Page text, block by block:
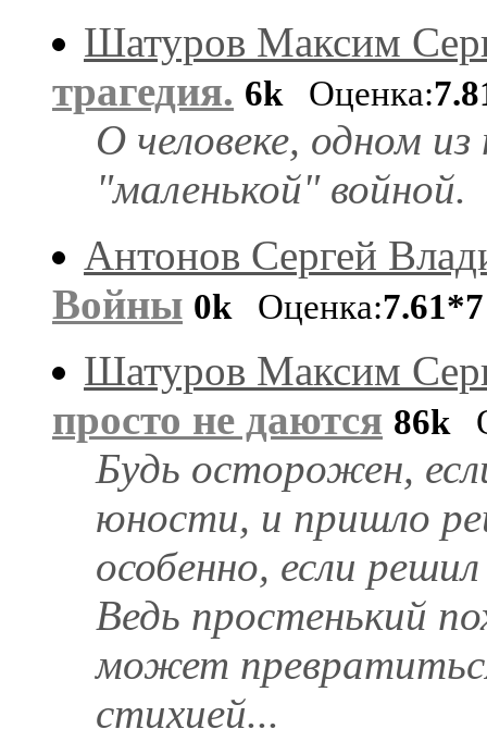
Шатуров Максим
трагедия. 6k Оценка:
О человеке, одном
"маленькой" войной.
Антонов Сергей
Войны 0k Оценка:7.61*7
Шатуров Максим
просто не даются 86k
Будь осторожен,
юности, и пришло
особенно, если
Ведь простенький
может
стихией...